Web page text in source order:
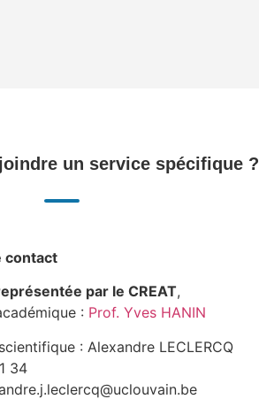
un service spécifique ?
contact
par le CREAT,
: Prof. Yves HANIN
: Alexandre LECLERCQ
34